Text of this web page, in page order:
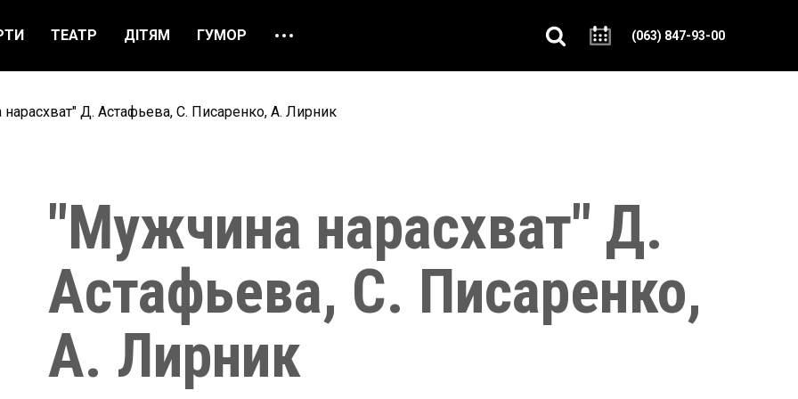
ТЕАТР ДІТЯМ ГУМОР
ПРО НАС ВІДГУКИ
(063) 847-93-00
Д. Астафьева, С. Писаренко, А. Лирник
"Мужчина нарасхват" Д.
Астафьева, С. Писаренко,
А. Лирник